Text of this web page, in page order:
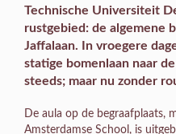
Technische Universiteit
rustgebied: de algemene
Jaffalaan. In vroegere
statige bomenlaan naar
steeds; maar nu zonder
De aula op de begraafplaats,
Amsterdamse School, is